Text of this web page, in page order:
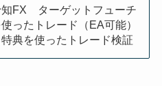
知FX ターゲットフューチ
ったトレード（EA可能）
典を使ったトレード検証